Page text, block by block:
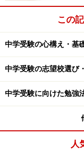
この
中学受験の心構え・基
中学受験の志望校選び
中学受験に向けた勉強
人